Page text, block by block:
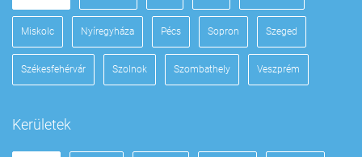
Miskolc Nyíregyháza Pécs Sopron Szeged
Székesfehérvár Szolnok Szombathely Veszprém
Kerületek